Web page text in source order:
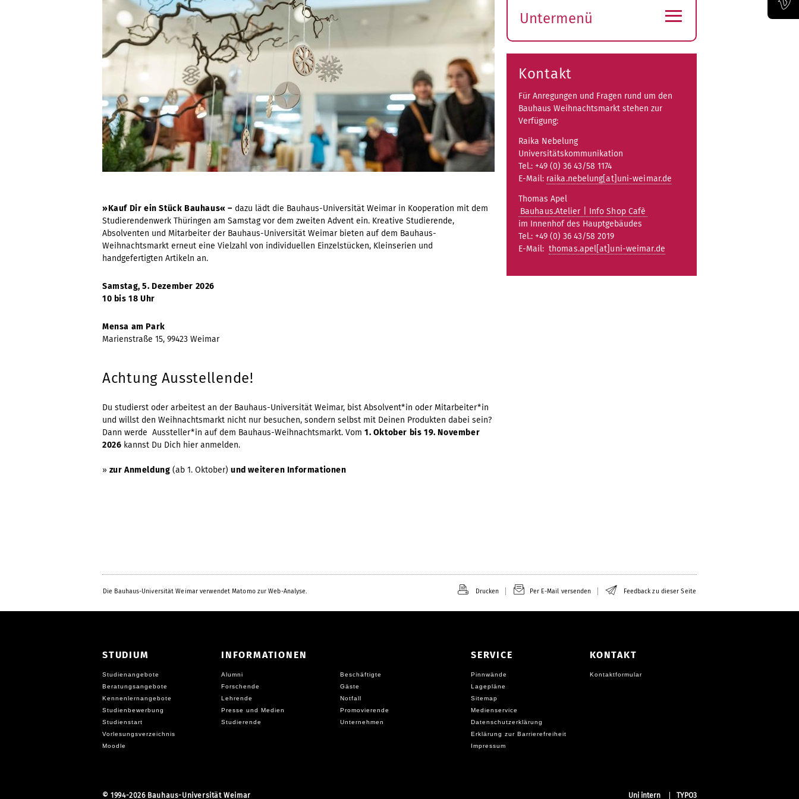
»Kauf Dir ein Stück Bauhaus« – dazu lädt die Bauhaus-Universität Weimar in Kooperation mit dem
Studierendenwerk Thüringen am Samstag vor dem zweiten Advent ein. Kreative Studierende,
Absolventen und Mitarbeiter der Bauhaus-Universität Weimar bieten auf dem Bauhaus-
Weihnachtsmarkt erneut eine Vielzahl von individuellen Einzelstücken, Kleinserien und
handgefertigten Artikeln an.
Samstag, 5. Dezember 2026
10 bis 18 Uhr
Mensa am Park
Marienstraße 15, 99423 Weimar
Achtung Ausstellende!
Du studierst oder arbeitest an der Bauhaus-Universität Weimar, bist Absolvent*in oder Mitarbeiter*in
und willst den Weihnachtsmarkt nicht nur besuchen, sondern selbst mit Deinen Produkten dabei sein?
Dann werde Aussteller*in auf dem Bauhaus-Weihnachtsmarkt. Vom 1. Oktober bis 19. November
2026 kannst Du Dich hier anmelden.
» zur Anmeldung (ab 1. Oktober) und weiteren Informationen
Untermenü
öffnen
≡
Kontakt
Für Anregungen und Fragen rund um den
Bauhaus Weihnachtsmarkt stehen zur
Verfügung:
Raika Nebelung
Universitätskommunikation
Tel.: +49 (0) 36 43/58 1174
E-Mail: raika.nebelung[at]uni-weimar.de
Thomas Apel
Bauhaus.Atelier | Info Shop Cafè
im Innenhof des Hauptgebäudes
Tel.: +49 (0) 36 43/58 2019
E-Mail: thomas.apel[at]uni-weimar.de
Die Bauhaus-Universität Weimar verwendet Matomo zur Web-Analyse. Drucken Per E-Mail versenden Feedback zu dieser Seite
STUDIUM
Studienangebote
Beratungsangebote
Kennenlernangebote
Studienbewerbung
Studienstart
Vorlesungsverzeichnis
Moodle
INFORMATIONEN
Alumni
Beschäftigte
Forschende
Gäste
Lehrende
Notfall
Presse und Medien
Promovierende
Studierende
Unternehmen
SERVICE
Pinnwände
Lagepläne
Sitemap
Medienservice
Datenschutzerklärung
Erklärung zur Barrierefreiheit
Impressum
KONTAKT
Kontaktformular
© 1994-2026 Bauhaus-Universität Weimar Uni intern TYPO3